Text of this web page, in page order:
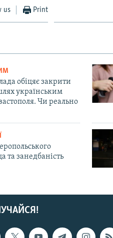
us Print
обіцяє закрити
українським
Чи реально
та занедбаність